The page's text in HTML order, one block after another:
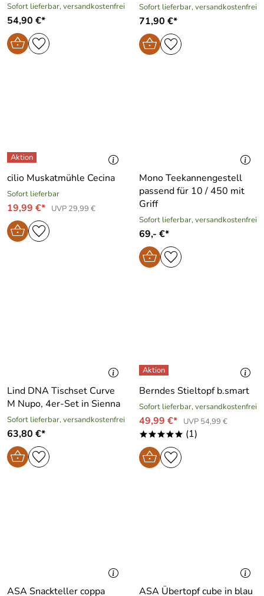
Sofort lieferbar, versandkostenfrei
54,90 €*
Sofort lieferbar, versandkostenfrei
71,90 €*
cilio Muskatmühle Cecina
Sofort lieferbar
19,99 €* UVP 29,99 €
Mono Teekannengestell
passend für 10 / 450 mit
Griff
Sofort lieferbar, versandkostenfrei
69,- €*
Lind DNA Tischset Curve
M Nupo, 4er-Set in Sienna
Sofort lieferbar, versandkostenfrei
63,80 €*
Berndes Stieltopf b.smart
Sofort lieferbar, versandkostenfrei
49,99 €* UVP 54,99 €
***** (1)
ASA Snackteller coppa ASA Übertopf cube in blau